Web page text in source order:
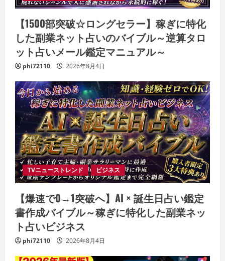
【1500部突破☆ロングセラー】稼ぎに特化
した副業ネット占いのバイブル～逆算タロ
ット占いメール鑑定マニュアル～
phi72110 2026年8月4日
TVニューストレンド ビジネス
【爆速で0→1突破へ】AI × 誕生日占い鑑定
書作成バイブル～稼ぎに特化した副業ネッ
ト占いビジネス
phi72110 2026年8月4日